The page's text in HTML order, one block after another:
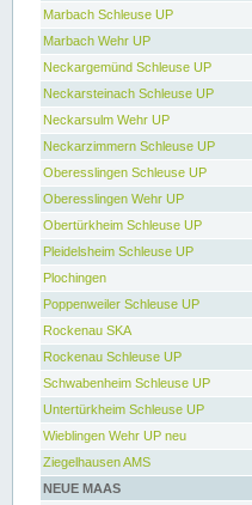
Marbach Schleuse UP
Marbach Wehr UP
Neckargemünd Schleuse UP
Neckarsteinach Schleuse UP
Neckarsulm Wehr UP
Neckarzimmern Schleuse UP
Oberesslingen Schleuse UP
Oberesslingen Wehr UP
Obertürkheim Schleuse UP
Pleidelsheim Schleuse UP
Plochingen
Poppenweiler Schleuse UP
Rockenau SKA
Rockenau Schleuse UP
Schwabenheim Schleuse UP
Untertürkheim Schleuse UP
Wieblingen Wehr UP neu
Ziegelhausen AMS
NEUE MAAS